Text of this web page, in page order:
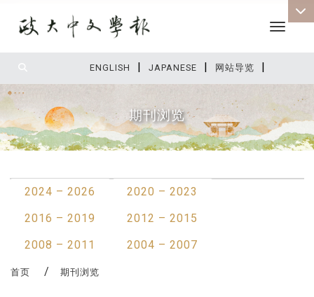
ENGLISH | JAPANESE | 网站导览 |
Toggle
期刊浏览
2024 – 2026
2020 – 2023
2016 – 2019
2012 – 2015
2008 – 2011
2004 – 2007
首页 期刊浏览